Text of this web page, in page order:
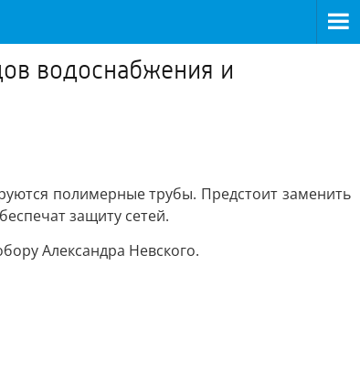
водоснабжения и
полимерные трубы. Предстоит заменить
защиту сетей.
Александра Невского.